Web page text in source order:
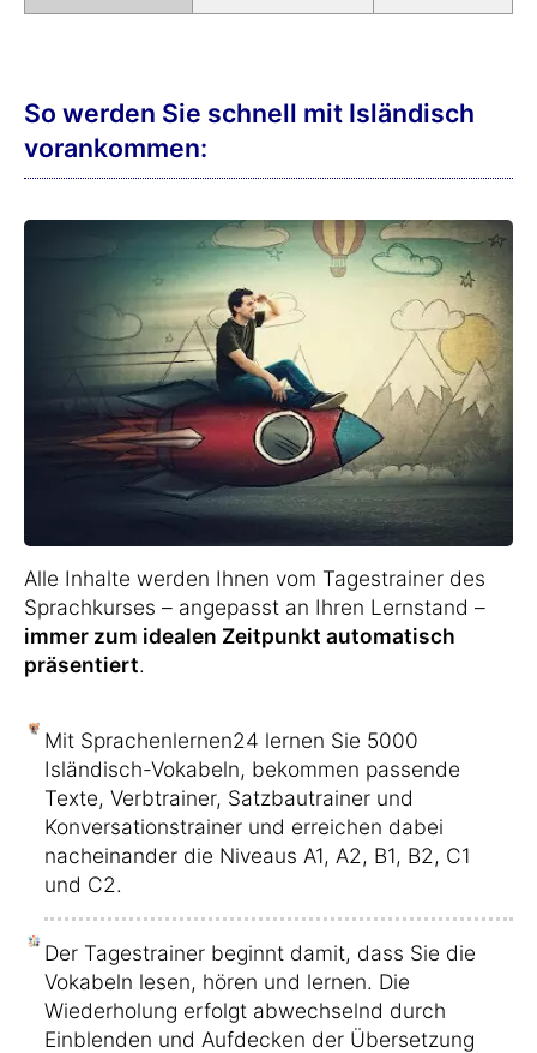
So werden Sie schnell mit Isländisch
vorankommen:
Alle Inhalte werden Ihnen vom Tagestrainer des
Sprachkurses – angepasst an Ihren Lernstand –
immer zum idealen Zeitpunkt automatisch
präsentiert.
Mit Sprachenlernen24 lernen Sie 5000
Isländisch-Vokabeln, bekommen passende
Texte, Verbtrainer, Satzbautrainer und
Konversationstrainer und erreichen dabei
nacheinander die Niveaus A1, A2, B1, B2, C1
und C2.
Der Tagestrainer beginnt damit, dass Sie die
Vokabeln lesen, hören und lernen. Die
Wiederholung erfolgt abwechselnd durch
Einblenden und Aufdecken der Übersetzung